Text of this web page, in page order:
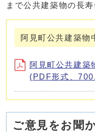
まで公共建築物の長
阿見町公共建築物
阿見町公共建築
(PDF形式、
ご意見をお聞